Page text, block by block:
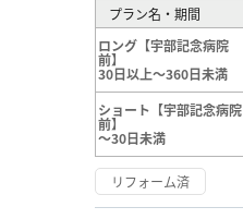
プラン名・期間
ロング【宇部記念病院
前】
30日以上～360日未満
ショート【宇部記念病院
前】
～30日未満
リフォーム済